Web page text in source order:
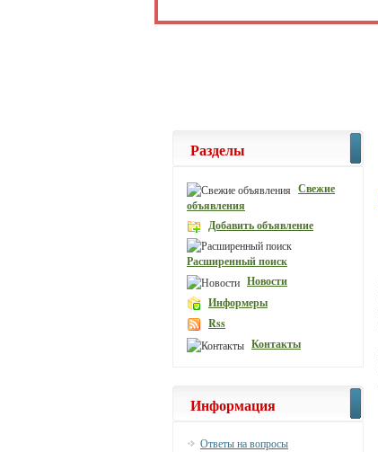
Разделы
Свежие
объявления
Добавить объявление
Расширенный поиск
Новости
Информеры
Rss
Контакты
Информация
Ответы на вопросы